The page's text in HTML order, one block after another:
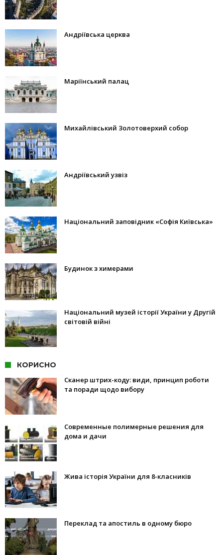
Андріївська церква
Маріїнський палац
Михайлівський Золотоверхий собор
Андріївський узвіз
Національний заповідник «Софія Київська»
Будинок з химерами
Національний музей історії України у Другій
світовій війні
КОРИСНО
Сканер штрих-коду: види, принцип роботи
та поради щодо вибору
Современные полимерные решения для
дома и дачи
Жива історія України для 8-класників
Переклад та апостиль в одному бюро